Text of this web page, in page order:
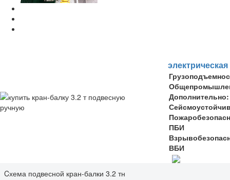
электрическая
Дополнительно:
ПБИ
ВБИ
Cхема подвесной кран-балки 3.2 тн